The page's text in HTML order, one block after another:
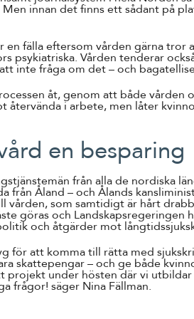
innan det finns ett sådant på
en fälla eftersom vården gärna tror
psykiatriska. Vården tenderar
inte fråga om det – och
åt, genom att både vården
återvända i arbete, men låter
en besparing
från alla de nordiska
från Åland – och Ålands
vården, som samtidigt är hårt
göras och Landskapsregeringen
och åtgärder mot
för att komma till rätta med
skattepengar – och ge både
projekt under hösten där vi utbildar
frågor! säger Nina Fällman.